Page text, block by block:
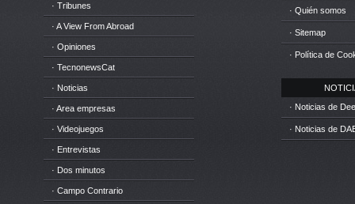
· Tribunes
· A View From Abroad
· Opiniones
· TecnonewsCat
· Noticias
· Area empresas
· Videojuegos
· Entrevistas
· Dos minutos
· Campo Contrario
· Quién somos
· Sitemap
· Política de
· Noticias de
· Noticias de